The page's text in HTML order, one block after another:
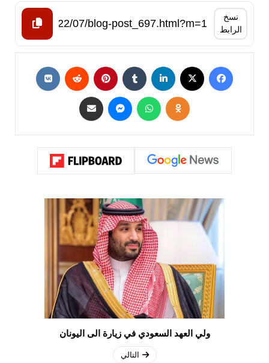
نسخ
الرابط
ولي العهد السعودي في زيارة الى اليونان
التالي